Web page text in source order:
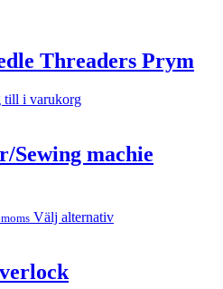
Threaders Prym
till i varukorg
Sewing machie
Välj alternativ